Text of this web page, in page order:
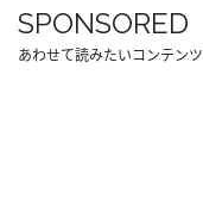
SPONSORED
あわせて読みたいコンテンツ